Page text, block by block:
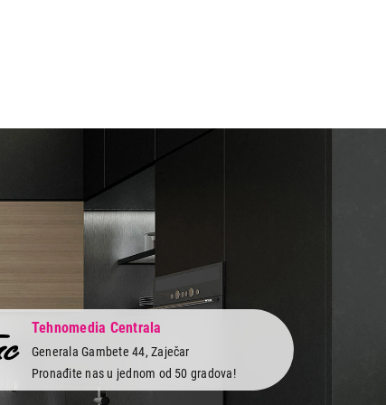
Tehnomedia Centrala
Generala Gambete 44, Zaječar
Pronađite nas u jednom od 50 gradova!